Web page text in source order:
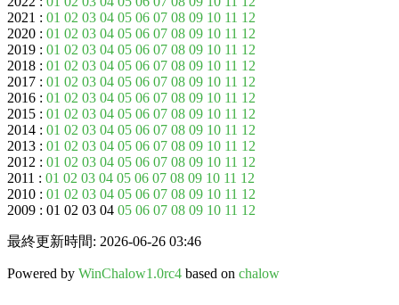
2021 : 01 02 03 04 05 06 07 08 09 10 11 12
2020 : 01 02 03 04 05 06 07 08 09 10 11 12
2019 : 01 02 03 04 05 06 07 08 09 10 11 12
2018 : 01 02 03 04 05 06 07 08 09 10 11 12
2017 : 01 02 03 04 05 06 07 08 09 10 11 12
2016 : 01 02 03 04 05 06 07 08 09 10 11 12
2015 : 01 02 03 04 05 06 07 08 09 10 11 12
2014 : 01 02 03 04 05 06 07 08 09 10 11 12
2013 : 01 02 03 04 05 06 07 08 09 10 11 12
2012 : 01 02 03 04 05 06 07 08 09 10 11 12
2011 : 01 02 03 04 05 06 07 08 09 10 11 12
2010 : 01 02 03 04 05 06 07 08 09 10 11 12
2009 : 01 02 03 04 05 06 07 08 09 10 11 12
最終更新時間: 2026-06-26 03:46
Powered by WinChalow1.0rc4 based on chalow